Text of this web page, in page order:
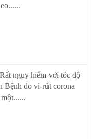
nguy hiểm với tóc độ
Bệnh do vi-rút corona